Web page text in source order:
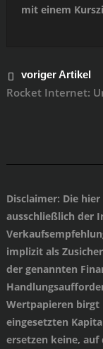
mit einem
voriger Artikel
Rocket Internet:
Disclaimer: Die
ausschließlich der
implizit als
der genannten
Wertpapieren birgt
eingesetzten
ersetzen keine,